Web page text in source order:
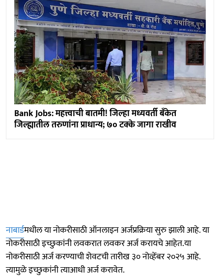
Bank Jobs: महत्त्वाची बातमी! जिल्हा मध्यवर्ती बँकेत
जिल्ह्यातील तरुणांना प्राधान्य; ७० टक्के जागा राखीव
नाबार्डमधील या नोकरीसाठी ऑनलाइन अर्जप्रक्रिया सुरु झाली आहे. या
नोकरीसाठी इच्छुकांनी लवकरात लवकर अर्ज करायचे आहेत.या
नोकरीसाठी अर्ज करण्याची शेवटची तारीख ३० नोव्हेंबर २०२५ आहे.
त्यामुळे इच्छुकांनी त्याआधी अर्ज करावेत.